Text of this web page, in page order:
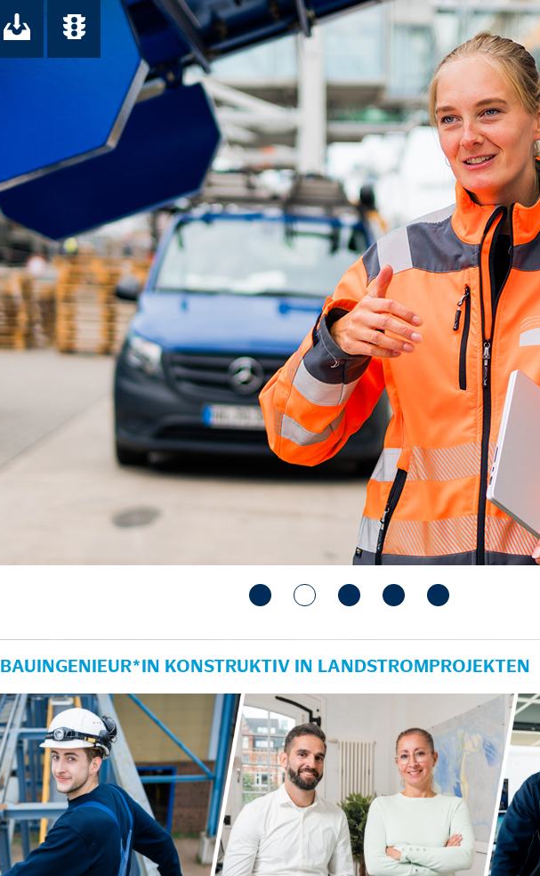
Ihr Download-Center der HPA
Übersicht aller Verkehrsmeldungen im Hafen am
BAUINGENIEUR*IN KONSTRUKTIV IN LANDSTROMPROJEKTEN